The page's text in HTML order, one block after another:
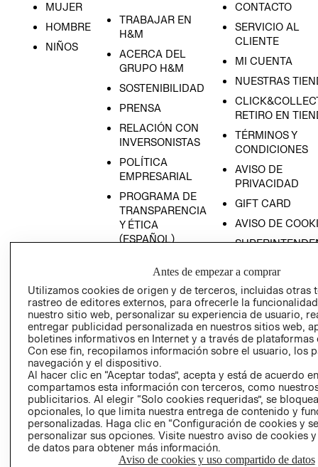
MUJER
HOMBRE
NIÑOS
TRABAJAR EN
H&M
ACERCA DEL
GRUPO H&M
SOSTENIBILIDAD
PRENSA
RELACIÓN CON
INVERSONISTAS
POLÍTICA
EMPRESARIAL
PROGRAMA DE
TRANSPARENCIA
Y ÉTICA
(ESPAÑOL)
TRANSPARENCIA
Y ÉTICA (INGLÉS)
CONTACTO
SERVICIO AL
CLIENTE
MI CUENTA
NUESTRAS
RETIRO EN
TÉRMINOS Y
CONDICIONES
AVISO DE
PRIVACIDAD
GIFT CARD
AVISO DE
COMERCIO - SIC
PETICIONES
QUEJAS Y
RECLAMOS
Colombia ($)
CAMBIAR REGIÓN
Antes de empezar a comprar
Utilizamos cookies de origen y de terceros, incluidas otras
rastreo de editores externos, para ofrecerle la
nuestro sitio web, personalizar su experiencia de usuario,
entregar publicidad personalizada en nuestros sitios web,
boletines informativos en Internet y a través de plataformas
Con ese fin, recopilamos información sobre el usuario, los
navegación y el dispositivo.
Al hacer clic en “Aceptar todas”, acepta y está de acuerdo
compartamos esta información con terceros, como
publicitarios. Al elegir “Solo cookies requeridas”, se
opcionales, lo que limita nuestra entrega de contenido y
personalizadas. Haga clic en “Configuración de cookies y
personalizar sus opciones. Visite nuestro aviso de cookies
de datos para obtener más información.
Aviso de cookies y uso compartido de datos